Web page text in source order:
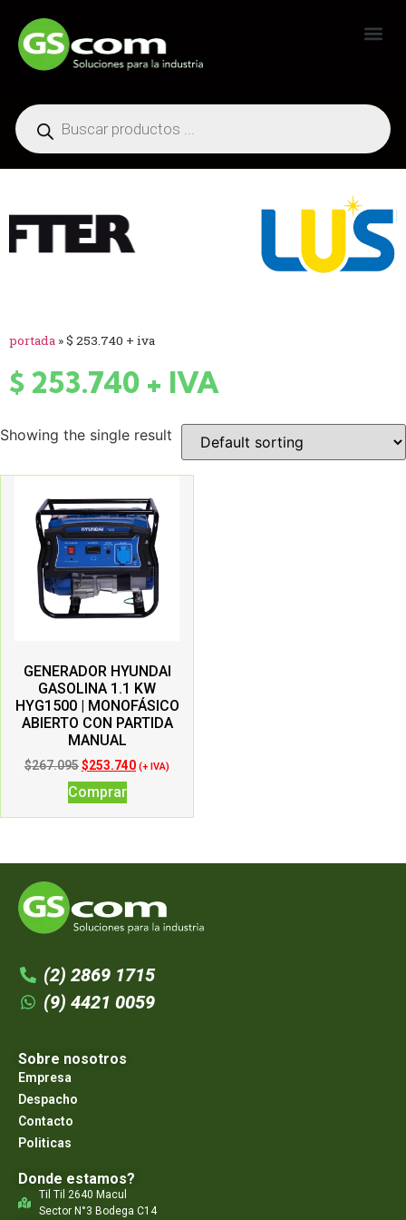
portada »$ 253.740 + iva
$ 253.740 + IVA
Showing the single result
GENERADOR HYUNDAI
GASOLINA 1.1 KW
HYG1500 | MONOFÁSICO
ABIERTO CON PARTIDA
MANUAL
$267.095$253.740 (+ IVA)
Comprar
(2) 2869 1715
(9) 4421 0059
Sobre nosotros
Empresa
Despacho
Contacto
Politicas
Donde estamos?
Til Til 2640 Macul
Sector N°3 Bodega C14